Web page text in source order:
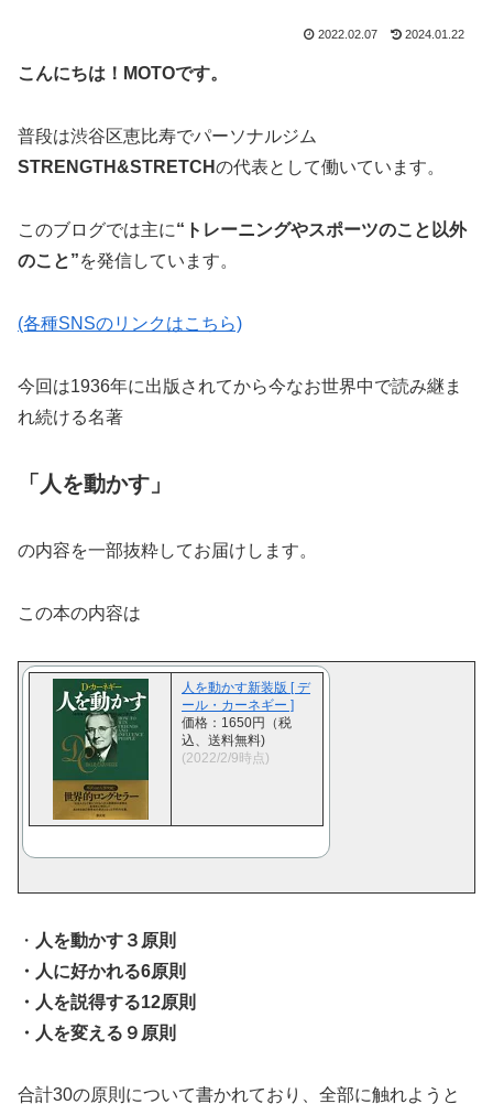
2022.02.07 2024.01.22
こんにちは！MOTOです。
普段は渋谷区恵比寿でパーソナルジム
STRENGTH&STRETCHの代表として働いています。
このブログでは主に“トレーニングやスポーツのこと以外
のこと”を発信しています。
(各種SNSのリンクはこちら)
今回は1936年に出版されてから今なお世界中で読み継ま
れ続ける名著
「人を動かす」
の内容を一部抜粋してお届けします。
この本の内容は
人を動かす新装版 [ デ
ール・カーネギー ]
価格：1650円（税
込、送料無料)
(2022/2/9時点)
・ 人を動かす３原則
・人に好かれる6原則
・人を説得する12原則
・人を変える９原則
合計30の原則について書かれており、全部に触れようと